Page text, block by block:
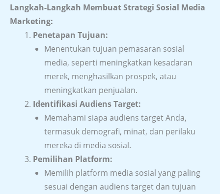
Langkah-Langkah Membuat Strategi Sosial Media
Marketing:
Penetapan Tujuan:
Menentukan tujuan pemasaran sosial
media, seperti meningkatkan kesadaran
merek, menghasilkan prospek, atau
meningkatkan penjualan.
Identifikasi Audiens Target:
Memahami siapa audiens target Anda,
termasuk demografi, minat, dan perilaku
mereka di media sosial.
Pemilihan Platform:
Memilih platform media sosial yang paling
sesuai dengan audiens target dan tujuan